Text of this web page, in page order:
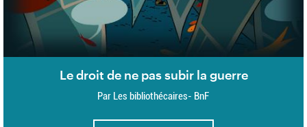
Le droit de ne pas subir la guerre
Par Les bibliothécaires- BnF